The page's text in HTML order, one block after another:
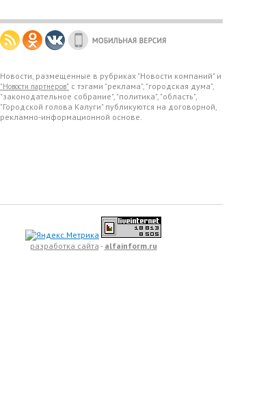
Новости, размещенные в рубриках "Новости компаний" и
"Новости партнеров" с тэгами "реклама", "городская дума",
"законодательное собрание", "политика", "область",
"Городской голова Калуги" публикуются на договорной,
рекламно-информационной основе.
разработка сайта - alfainform.ru